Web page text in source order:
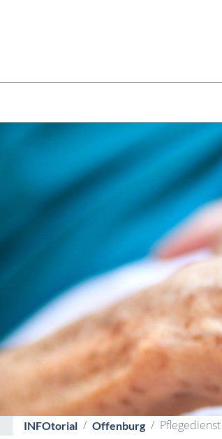
INFOtorial Offenburg